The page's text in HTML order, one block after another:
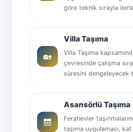
göre teknik sırayla
🏡
Villa Taşıma
Villa Taşıma
çevresinde çalışma
süresini dengeleyecek
🛗
Asansörlü Taşıma
Ferahevler
taşıma uygulaması,